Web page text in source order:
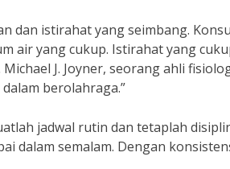
dan istirahat yang seimbang.
air yang cukup. Istirahat yang
J. Joyner, seorang ahli
berolahraga.”
jadwal rutin dan tetaplah
dalam semalam. Dengan